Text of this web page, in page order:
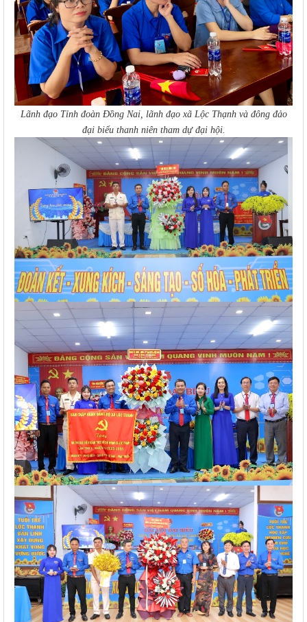
Lãnh đạo Tỉnh đoàn Đồng Nai, lãnh đạo xã Lộc Thạnh và đông đảo
đại biểu thanh niên tham dự đại hội.